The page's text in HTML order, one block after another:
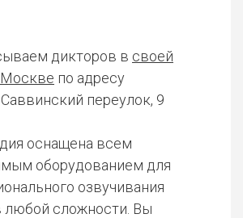
дикторов в своей
по адресу
переулок, 9
оснащена всем
оборудованием для
озвучивания
любой сложности. Вы